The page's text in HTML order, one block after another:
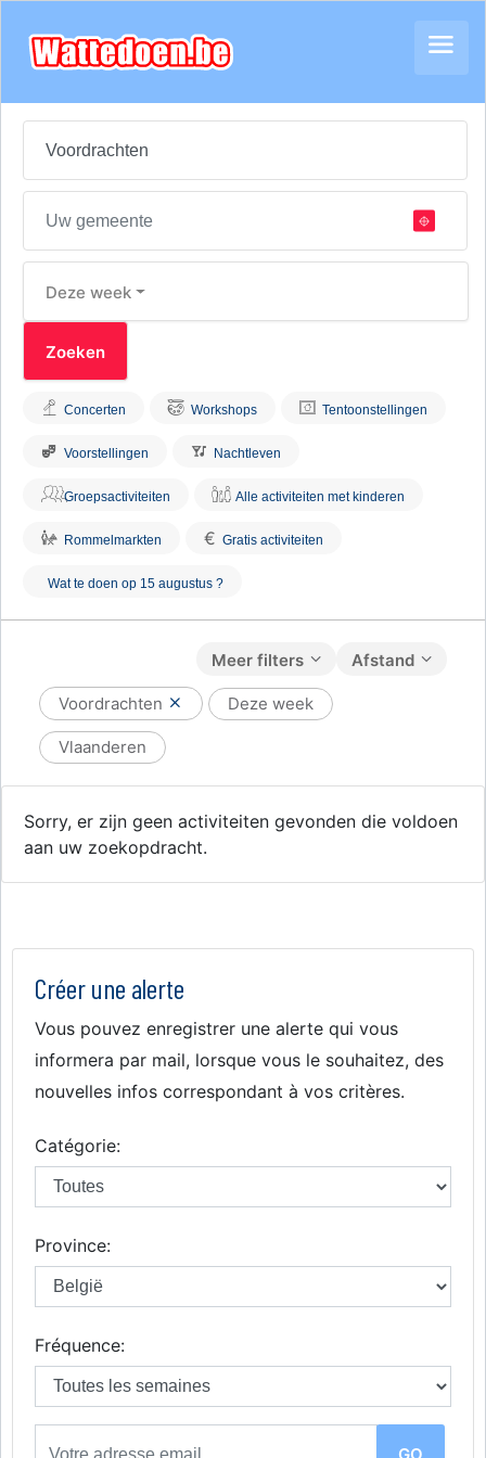
Deze week
Concerten Workshops Tentoonstellingen
Voorstellingen Nachtleven
Groepsactiviteiten Alle activiteiten met kinderen
Rommelmarkten € Gratis activiteiten
Wat te doen op 15 augustus ?
Afstand
Meer filters
Voordrachten Deze week
Vlaanderen
Sorry, er zijn geen activiteiten gevonden die voldoen
aan uw zoekopdracht.
Créer une alerte
Vous pouvez enregistrer une alerte qui vous
informera par mail, lorsque vous le souhaitez, des
nouvelles infos correspondant à vos critères.
Catégorie:
Province:
Fréquence: